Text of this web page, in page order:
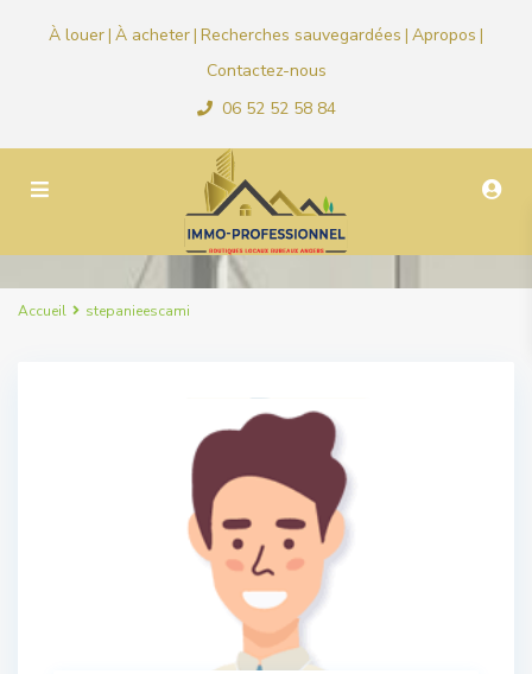
À louer| À acheter| Recherches sauvegardées | Apropos |
Contactez-nous
06 52 52 58 84
Accueil stepanieescami